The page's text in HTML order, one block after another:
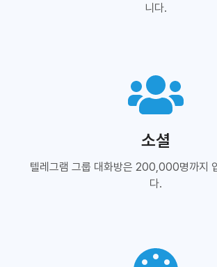
니다.
소셜
텔레그램 그룹 대화방은 200,000명까지
다.